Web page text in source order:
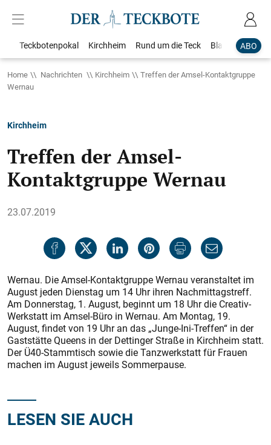
ABO
Teckbotenpokal Kirchheim Rund um die Teck Blaulicht
Home Nachrichten Kirchheim
Treffen der Amsel-Kontaktgruppe
Wernau
Kirchheim
Treffen der Amsel-
Kontaktgruppe Wernau
23.07.2019
Wernau. Die Amsel-Kontaktgruppe Wernau veranstaltet im
August jeden Dienstag um 14 Uhr ihren Nachmittagstreff.
Am Donnerstag, 1. August, beginnt um 18 Uhr die Creativ-
Werkstatt im Amsel-Büro in Wernau. Am Montag, 19.
August, findet von 19 Uhr an das „Junge-Ini-Treffen“ in der
Gaststätte Queens in der Dettinger Straße in Kirchheim statt.
Der Ü40-Stammtisch sowie die Tanzwerkstatt für Frauen
machen im August jeweils Sommerpause.
LESEN SIE AUCH